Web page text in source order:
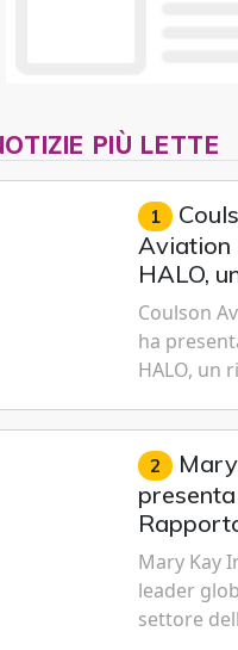
PIÙ LETTE
1
Aviation
HALO,
di
per la
lotta
gli
Coulson
ha
HALO, un
velivoli
sistemi di
missioni
2
Mary Kay
leader
settore